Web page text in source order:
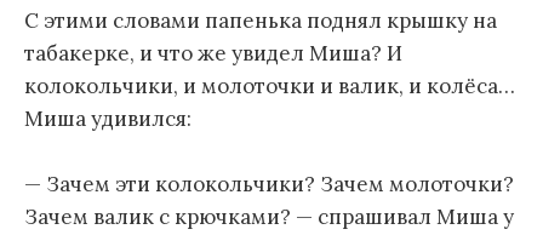
С этими словами папенька поднял крышку на
табакерке, и что же увидел Миша? И
колокольчики, и молоточки и валик, и колёса…
Миша удивился:
— Зачем эти колокольчики? Зачем молоточки?
Зачем валик с крючками? — спрашивал Миша у